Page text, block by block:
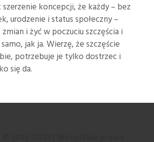
koncepcji, że każdy – bez
urodzenie i status społeczny –
i żyć w poczuciu szczęścia i
jak ja. Wierzę, że szczęście
potrzebuje je tylko dostrzec i
się da.